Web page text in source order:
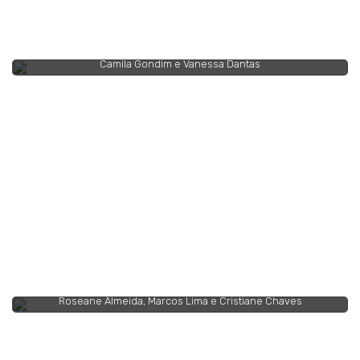
Camila Gondim e Vanessa Dantas
Roseane Almeida, Marcos Lima e Cristiane Chaves